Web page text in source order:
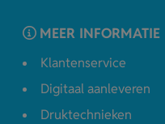
MEER INFORMATIE
Klantenservice
Digitaal aanleveren
Druktechnieken